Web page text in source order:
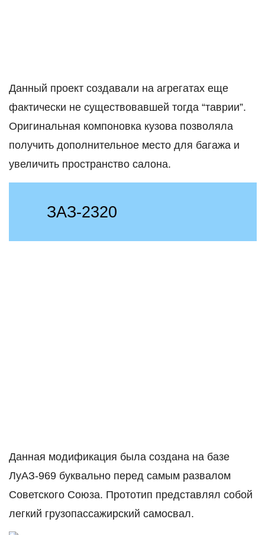
Данный проект создавали на агрегатах еще
фактически не существовавшей тогда “таврии”.
Оригинальная компоновка кузова позволяла
получить дополнительное место для багажа и
увеличить пространство салона.
ЗАЗ-2320
Данная модификация была создана на базе
ЛуАЗ-969 буквально перед самым развалом
Советского Союза. Прототип представлял собой
легкий грузопассажирский самосвал.